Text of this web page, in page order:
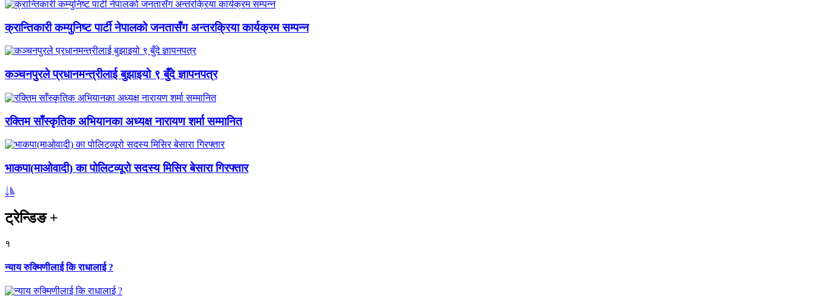
क्रान्तिकारी कम्युनिष्ट पार्टी नेपालको जनतासँग अन्तरक्रिया कार्यक्रम सम्पन्न
कञ्चनपुरले प्रधानमन्त्रीलाई बुझाइयो ९ बुँदे ज्ञापनपत्र
रक्तिम साँस्कृतिक अभियानका अध्यक्ष नारायण शर्मा सम्मानित
भाकपा(माओवादी) का पोलिटव्यूरो सदस्य मिसिर बेसारा गिरफ्तार
ट्रेन्डिङ+
१
न्याय रुक्मिणीलाई कि राधालाई ?